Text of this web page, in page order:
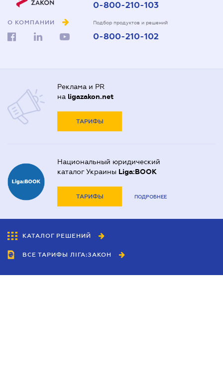
О КОМПАНИИ
0-800-210-103
Подбор продуктов и решений
0-800-210-102
Реклама и PR
на ligazakon.net
ТАРИФЫ
Национальный юридический
каталог Украины Liga:BOOK
ТАРИФЫ ПОДРОБНЕЕ
КАТАЛОГ РЕШЕНИЙ
ВСЕ ТАРИФЫ ЛІГА:ЗАКОН